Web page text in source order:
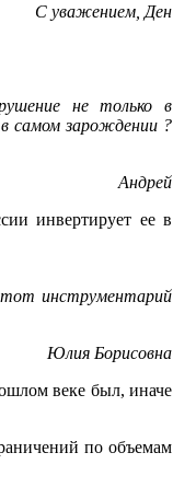
С уважением, Ден
не только в
самом зарождении ?
Андрей
инвертирует ее в
инструментарий
Юлия Борисовна
веке был, иначе
по объемам